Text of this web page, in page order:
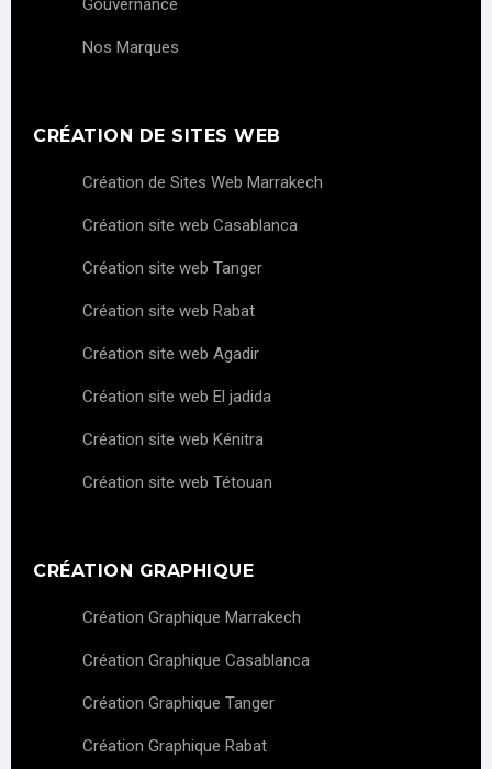
Gouvernance
Nos Marques
CRÉATION DE SITES WEB
Création de Sites Web Marrakech
Création site web Casablanca
Création site web Tanger
Création site web Rabat
Création site web Agadir
Création site web El jadida
Création site web Kénitra
Création site web Tétouan
CRÉATION GRAPHIQUE
Création Graphique Marrakech
Création Graphique Casablanca
Création Graphique Tanger
Création Graphique Rabat